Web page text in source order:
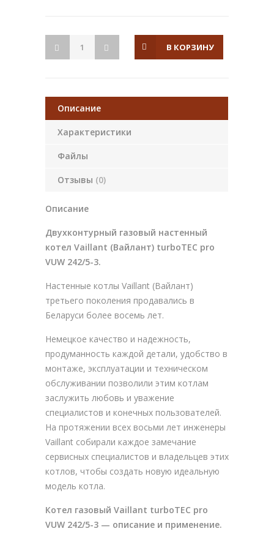
В КОРЗИНУ
Описание
Характеристики
Файлы
Отзывы (0)
Описание
Двухконтурный газовый настенный
котел Vaillant (Вайлант) turboTEC pro
VUW 242/5-3.
Настенные котлы Vaillant (Вайлант)
третьего поколения продавались в
Беларуси более восемь лет.
Немецкое качество и надежность,
продуманность каждой детали, удобство в
монтаже, эксплуатации и техническом
обслуживании позволили этим котлам
заслужить любовь и уважение
специалистов и конечных пользователей.
На протяжении всех восьми лет инженеры
Vaillant собирали каждое замечание
сервисных специалистов и владельцев этих
котлов, чтобы создать новую идеальную
модель котла.
Котел газовый Vaillant turboTEC pro
VUW 242/5-3 — описание и применение.